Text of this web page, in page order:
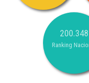
200.348
Ranking